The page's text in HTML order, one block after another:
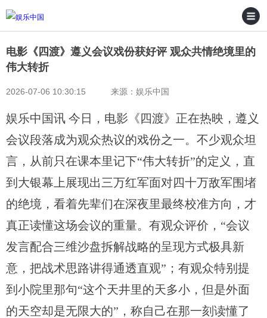
电影《四渡》遵义会议戏份获好评 观众共情绝境里的
伟大转折
2026-07-06 10:30:15 来源：娱乐中国
娱乐中国讯 今日，电影《四渡》正在热映，遵义
会议段落成为观众热议的戏份之一。不少观众坦
言，从前只在课本里记下“伟大转折”的定义，直
到大银幕上展现出三万红军面对四十万敌军围堵
的绝境，看着先辈们在深夜里最终校准方向，才
真正读懂这场会议的重量。有观众评价，“会议
发言配合三维沙盘拆解战略的呈现方式极具新
意，把战术思路讲得通透直观”；有观众特别提
到小院里那句“这个天井里的天多小，但是外面
的天空却是无限大的”，称自己在那一刻读懂了